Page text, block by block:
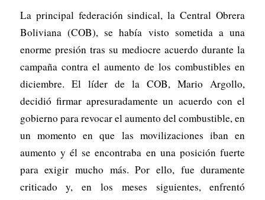
La principal federación sindical, la Central Obrera
Boliviana (COB), se había visto sometida a una
enorme presión tras su mediocre acuerdo durante la
campaña contra el aumento de los combustibles en
diciembre. El líder de la COB, Mario Argollo,
decidió firmar apresuradamente un acuerdo con el
gobierno para revocar el aumento del combustible, en
un momento en que las movilizaciones iban en
aumento y él se encontraba en una posición fuerte
para exigir mucho más. Por ello, fue duramente
criticado y, en los meses siguientes, enfrentó